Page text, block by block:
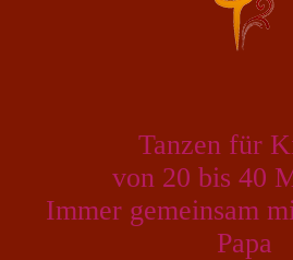
Tanzen für
von 20 bis 40
Immer gemeinsam
Papa